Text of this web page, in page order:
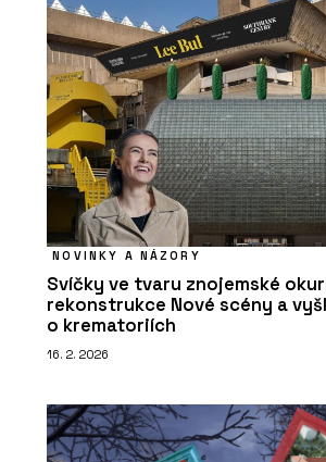
NOVINKY A NÁZORY
Svíčky ve tvaru znojemské
rekonstrukce Nové scény a
o krematoriích
16. 2. 2026